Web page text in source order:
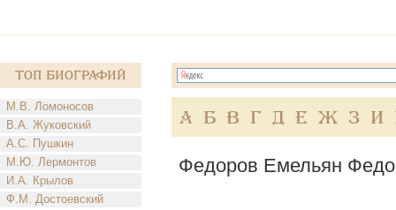
Топ Биографий
М.В. Ломоносов
В.А. Жуковский
А.С. Пушкин
М.Ю. Лермонтов
И.А. Крылов
Ф.М. Достоевский
А Б В Г Д Е Ж З И
Федоров Емельян